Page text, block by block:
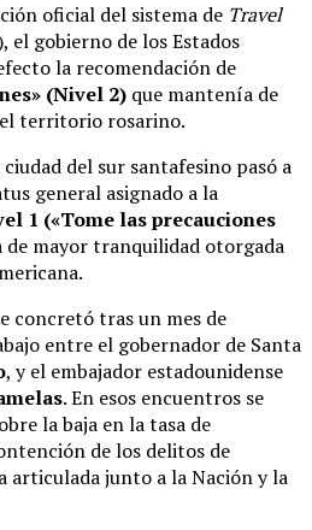
oficial del sistema de Travel
el gobierno de los Estados
la recomendación de
(Nivel 2) que mantenía de
territorio rosarino.
del sur santafesino pasó a
general asignado a la
1 («Tome las precauciones
de mayor tranquilidad otorgada
concretó tras un mes de
entre el gobernador de Santa
, y el embajador estadounidense
.En esos encuentros se
la baja en la tasa de
de los delitos de
articulada junto a la Nación y la